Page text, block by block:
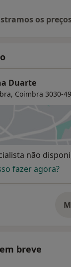
os
Duarte
Coimbra 3030-
não
fazer agora?
breve